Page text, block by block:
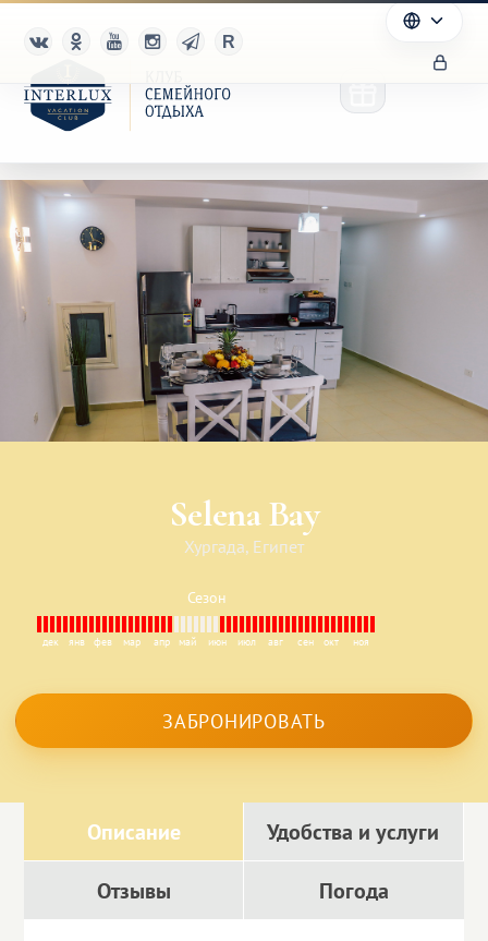
Клуб
Преимущества
Партнерам
Благотворительность
Selena Bay
Хургада, Египет
Сезон
дек янв фев мар апр май июн июл авг сен окт ноя
ЗАБРОНИРОВАТЬ
Описание Удобства и услуги
Отзывы Погода